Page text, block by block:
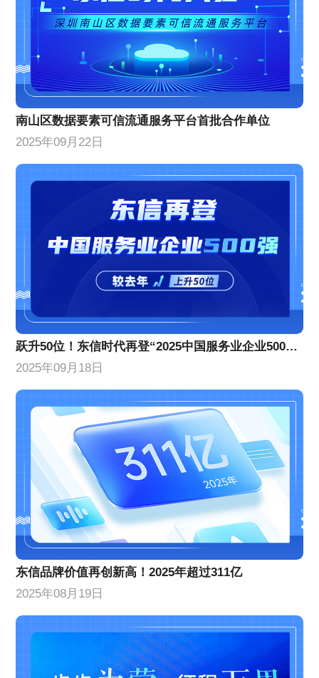
南山区数据要素可信流通服务平台首批合作单位
2025年09月22日
跃升50位！东信时代再登“2025中国服务业企业500强”榜单
2025年09月18日
东信品牌价值再创新高！2025年超过311亿
2025年08月19日